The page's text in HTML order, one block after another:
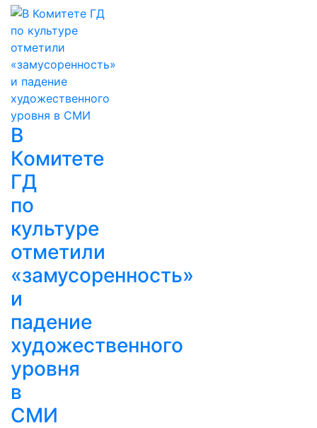
В
Комитете
ГД
по
культуре
отметили
«замусоренность»
и
падение
художественного
уровня
в
СМИ